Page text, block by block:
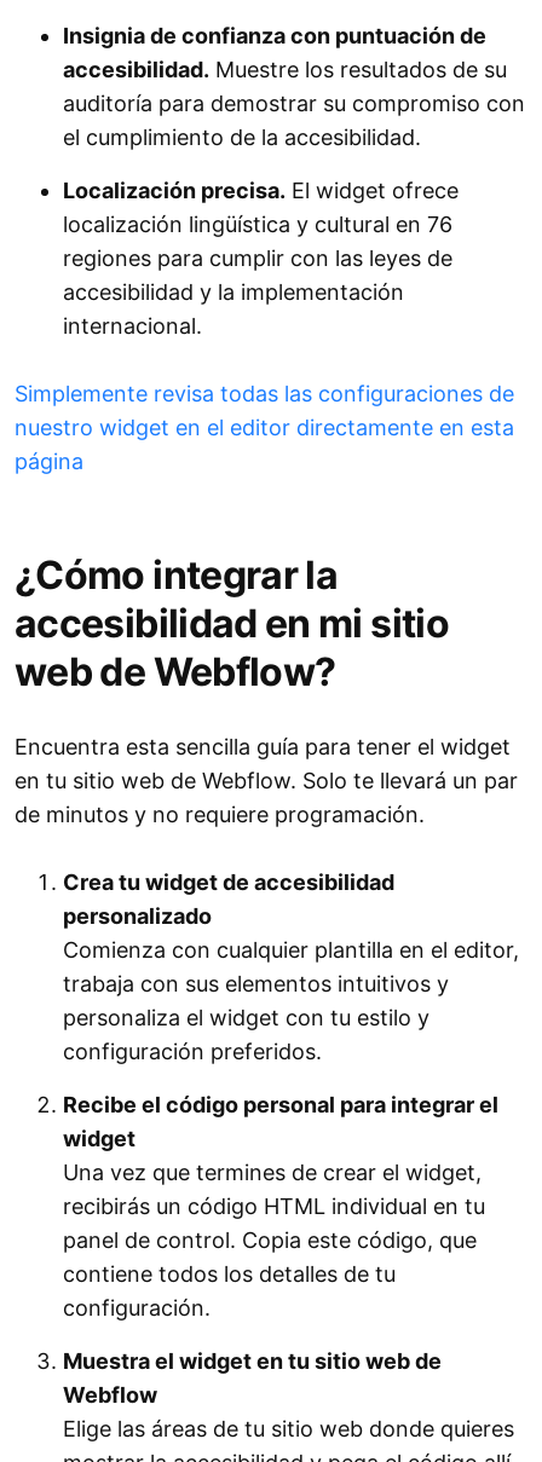
Insignia de confianza con puntuación de
accesibilidad. Muestre los resultados de su
auditoría para demostrar su compromiso con
el cumplimiento de la accesibilidad.
Localización precisa. El widget ofrece
localización lingüística y cultural en 76
regiones para cumplir con las leyes de
accesibilidad y la implementación
internacional.
Simplemente revisa todas las configuraciones de
nuestro widget en el editor directamente en esta
página
¿Cómo integrar la
accesibilidad en mi sitio
web de Webflow?
Encuentra esta sencilla guía para tener el widget
en tu sitio web de Webflow. Solo te llevará un par
de minutos y no requiere programación.
Crea tu widget de accesibilidad
personalizado
Comienza con cualquier plantilla en el editor,
trabaja con sus elementos intuitivos y
personaliza el widget con tu estilo y
configuración preferidos.
Recibe el código personal para integrar el
widget
Una vez que termines de crear el widget,
recibirás un código HTML individual en tu
panel de control. Copia este código, que
contiene todos los detalles de tu
configuración.
Muestra el widget en tu sitio web de
Webflow
Elige las áreas de tu sitio web donde quieres